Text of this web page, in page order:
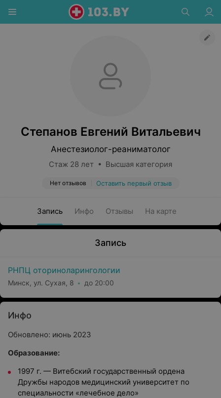
Степанов Евгений Витальевич
Анестезиолог-реаниматолог
Стаж 28 лет • Высшая категория
Нет отзывов Оставить первый отзыв
Запись Инфо Отзывы На карте
Запись
РНПЦ оториноларингологии
Минск, ул. Сухая, 8 до 20:00
Инфо
Обновлено: июнь 2023
Образование:
1997 г. — Витебский государственный ордена
Дружбы народов медицинский университет по
специальности «лечебное дело»